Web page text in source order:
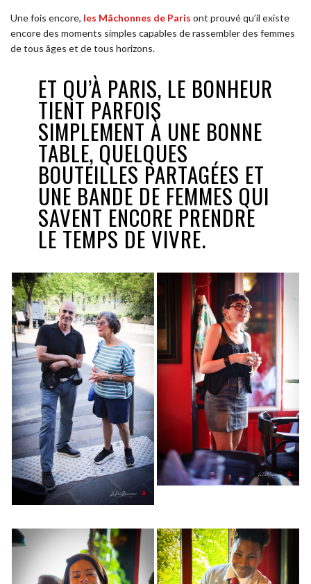
Une fois encore, les Mâchonnes de Paris ont prouvé qu’il existe
encore des moments simples capables de rassembler des femmes
de tous âges et de tous horizons.
ET QU’À PARIS, LE BONHEUR
TIENT PARFOIS
SIMPLEMENT À UNE BONNE
TABLE, QUELQUES
BOUTEILLES PARTAGÉES ET
UNE BANDE DE FEMMES QUI
SAVENT ENCORE PRENDRE
LE TEMPS DE VIVRE.